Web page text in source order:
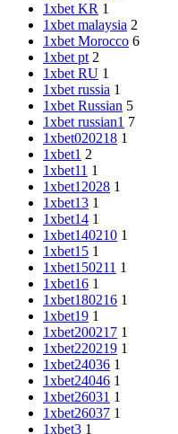
1xbet KR 1
1xbet malaysia 2
1xbet Morocco 6
1xbet pt 2
1xbet RU 1
1xbet russia 1
1xbet Russian 5
1xbet russian1 7
1xbet020218 1
1xbet1 2
1xbet11 1
1xbet12028 1
1xbet13 1
1xbet14 1
1xbet140210 1
1xbet15 1
1xbet150211 1
1xbet16 1
1xbet180216 1
1xbet19 1
1xbet200217 1
1xbet220219 1
1xbet24036 1
1xbet24046 1
1xbet26031 1
1xbet26037 1
1xbet3 1